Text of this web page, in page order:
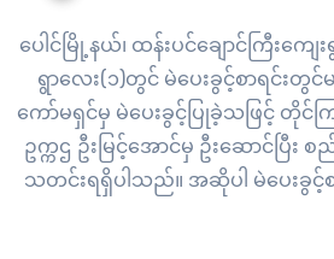
ပေါင်မြို့နယ်၊ ထန်းပင်ချောင်ကြီးက
ရွာလေး(၁)တွင် မဲပေးခွင့်စာရင်းတွင်
ကော်မရှင်မှ မဲပေးခွင့်ပြုခဲ့သဖြင့် တိုင်က
ဥက္ကဌ ဦးမြင့်အောင်မှ ဦးဆောင်ပြီး စည်
သတင်းရရှိပါသည်။ အဆိုပါ မဲပေးခွင့်စ